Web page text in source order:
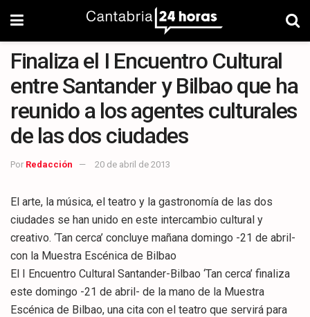
Finaliza el I Encuentro Cultural
entre Santander y Bilbao que ha
reunido a los agentes culturales
de las dos ciudades
Por Redacción 20 de abril de 2013
El arte, la música, el teatro y la gastronomía de las dos
ciudades se han unido en este intercambio cultural y
creativo. ‘Tan cerca’ concluye mañana domingo -21 de abril-
con la Muestra Escénica de Bilbao
El I Encuentro Cultural Santander-Bilbao ‘Tan cerca’ finaliza
este domingo -21 de abril- de la mano de la Muestra
Escénica de Bilbao, una cita con el teatro que servirá para